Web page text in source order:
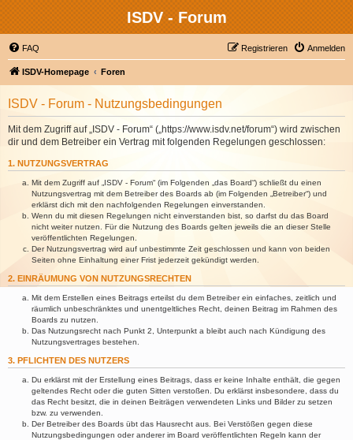
ISDV - Forum
FAQ Anmelden
Registrieren
ISDV-Homepage Foren
ISDV - Forum - Nutzungsbedingungen
Mit dem Zugriff auf „ISDV - Forum“ („https://www.isdv.net/forum“) wird zwischen
dir und dem Betreiber ein Vertrag mit folgenden Regelungen geschlossen:
1. NUTZUNGSVERTRAG
Mit dem Zugriff auf „ISDV - Forum“ (im Folgenden „das Board“) schließt du einen
Nutzungsvertrag mit dem Betreiber des Boards ab (im Folgenden „Betreiber“) und
erklärst dich mit den nachfolgenden Regelungen einverstanden.
Wenn du mit diesen Regelungen nicht einverstanden bist, so darfst du das Board
nicht weiter nutzen. Für die Nutzung des Boards gelten jeweils die an dieser Stelle
veröffentlichten Regelungen.
Der Nutzungsvertrag wird auf unbestimmte Zeit geschlossen und kann von beiden
Seiten ohne Einhaltung einer Frist jederzeit gekündigt werden.
2. EINRÄUMUNG VON NUTZUNGSRECHTEN
Mit dem Erstellen eines Beitrags erteilst du dem Betreiber ein einfaches, zeitlich und
räumlich unbeschränktes und unentgeltliches Recht, deinen Beitrag im Rahmen des
Boards zu nutzen.
Das Nutzungsrecht nach Punkt 2, Unterpunkt a bleibt auch nach Kündigung des
Nutzungsvertrages bestehen.
3. PFLICHTEN DES NUTZERS
Du erklärst mit der Erstellung eines Beitrags, dass er keine Inhalte enthält, die gegen
geltendes Recht oder die guten Sitten verstoßen. Du erklärst insbesondere, dass du
das Recht besitzt, die in deinen Beiträgen verwendeten Links und Bilder zu setzen
bzw. zu verwenden.
Der Betreiber des Boards übt das Hausrecht aus. Bei Verstößen gegen diese
Nutzungsbedingungen oder anderer im Board veröffentlichten Regeln kann der